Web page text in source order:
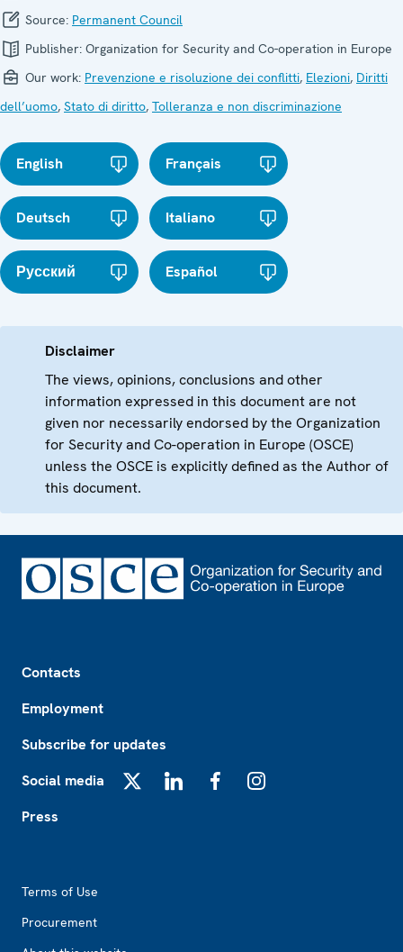
Source: Permanent Council
Publisher: Organization for Security and Co-operation in Europe
Our work: Prevenzione e risoluzione dei conflitti, Elezioni, Diritti
dell’uomo, Stato di diritto, Tolleranza e non discriminazione
English Français
Deutsch Italiano
Русский Español
Disclaimer
The views, opinions, conclusions and other
information expressed in this document are not
given nor necessarily endorsed by the Organization
for Security and Co-operation in Europe (OSCE)
unless the OSCE is explicitly defined as the Author of
this document.
Contacts
Employment
Subscribe for updates
Social media
Press
Terms of Use
Procurement